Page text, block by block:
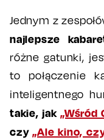
Jednym z
najlepsze
różne gatunki,
to połączenie
inteligentnego
takie, jak „Wśród
czy„Ale kino,